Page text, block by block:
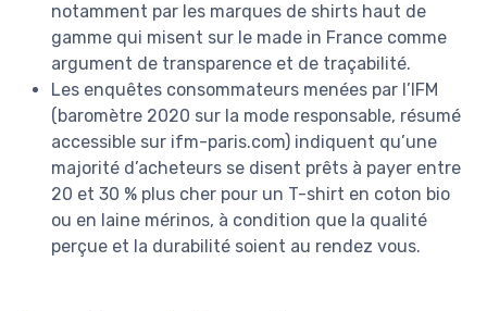
notamment par les marques de shirts haut de
gamme qui misent sur le made in France comme
argument de transparence et de traçabilité.
Les enquêtes consommateurs menées par l’IFM
(baromètre 2020 sur la mode responsable, résumé
accessible sur ifm-paris.com) indiquent qu’une
majorité d’acheteurs se disent prêts à payer entre
20 et 30 % plus cher pour un T-shirt en coton bio
ou en laine mérinos, à condition que la qualité
perçue et la durabilité soient au rendez vous.